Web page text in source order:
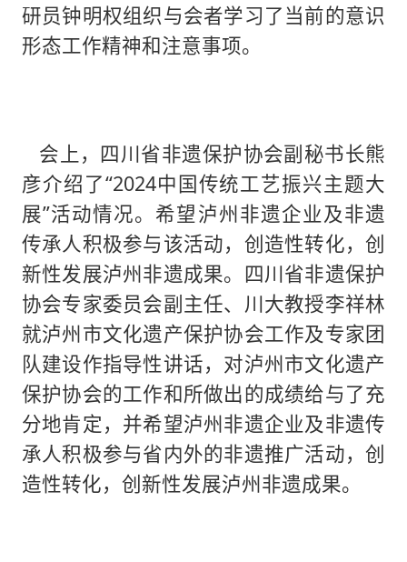
研员钟明权组织与会者学习了当前的意识
形态工作精神和注意事项。
会上，四川省非遗保护协会副秘书长熊
彦介绍了“2024中国传统工艺振兴主题大
展”活动情况。希望泸州非遗企业及非遗
传承人积极参与该活动，创造性转化，创
新性发展泸州非遗成果。四川省非遗保护
协会专家委员会副主任、川大教授李祥林
就泸州市文化遗产保护协会工作及专家团
队建设作指导性讲话，对泸州市文化遗产
保护协会的工作和所做出的成绩给与了充
分地肯定，并希望泸州非遗企业及非遗传
承人积极参与省内外的非遗推广活动，创
造性转化，创新性发展泸州非遗成果。